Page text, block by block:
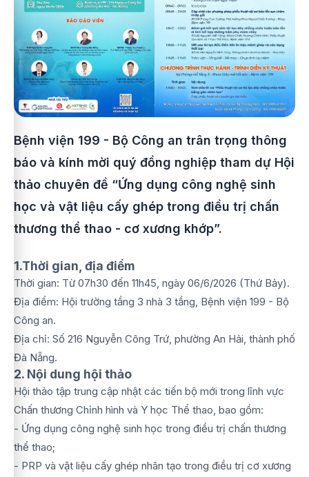
Bệnh viện 199 - Bộ Công an trân trọng thông
báo và kính mời quý đồng nghiệp tham dự Hội
thảo chuyên đề “Ứng dụng công nghệ sinh
học và vật liệu cấy ghép trong điều trị chấn
thương thể thao - cơ xương khớp”.
1.Thời gian, địa điểm
Thời gian: Từ 07h30 đến 11h45, ngày 06/6/2026 (Thứ Bảy).
Địa điểm: Hội trường tầng 3 nhà 3 tầng, Bệnh viện 199 - Bộ
Công an.
Địa chỉ: Số 216 Nguyễn Công Trứ, phường An Hải, thành phố
Đà Nẵng.
2. Nội dung hội thảo
Hội thảo tập trung cập nhật các tiến bộ mới trong lĩnh vực
Chấn thương Chỉnh hình và Y học Thể thao, bao gồm:
- Ứng dụng công nghệ sinh học trong điều trị chấn thương
thể thao;
- PRP và vật liệu cấy ghép nhân tạo trong điều trị cơ xương